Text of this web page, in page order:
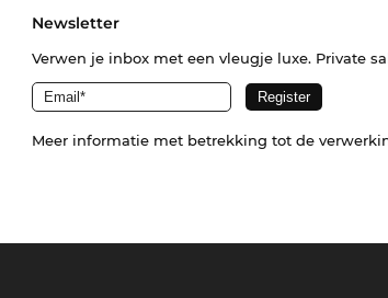
Newsletter
Verwen je inbox met een vleugje luxe. Private
Meer informatie met betrekking tot de